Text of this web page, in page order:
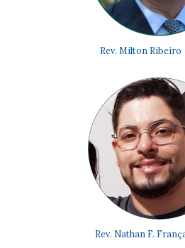
Rev. Milton Ribeiro
Rev. Nathan F.